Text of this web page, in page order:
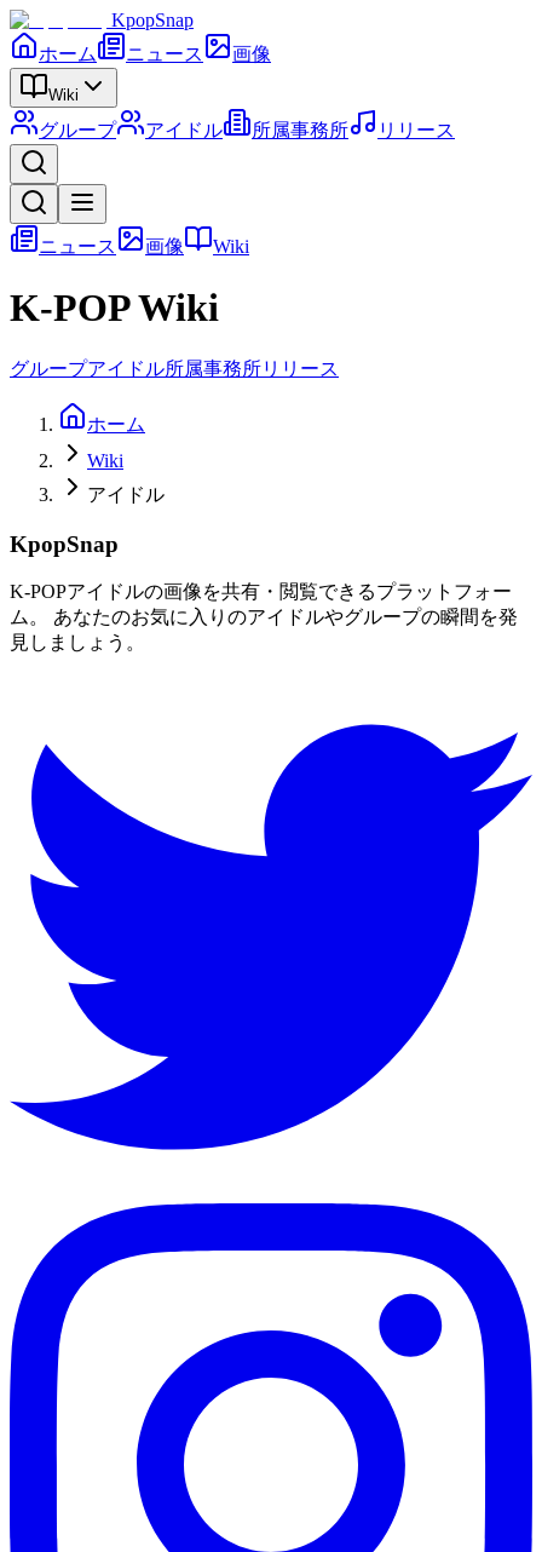
KpopSnap
ホーム
ニュース 画像
Wiki
グループ アイドル 所属事務所 リリース
ニュース 画像 Wiki
K-POP Wiki
グループアイドル所属事務所リリース
ホーム
Wiki
アイドル
KpopSnap
K-POPアイドルの画像を共有・閲覧できるプラットフォー
ム。 あなたのお気に入りのアイドルやグループの瞬間を発
見しましょう。